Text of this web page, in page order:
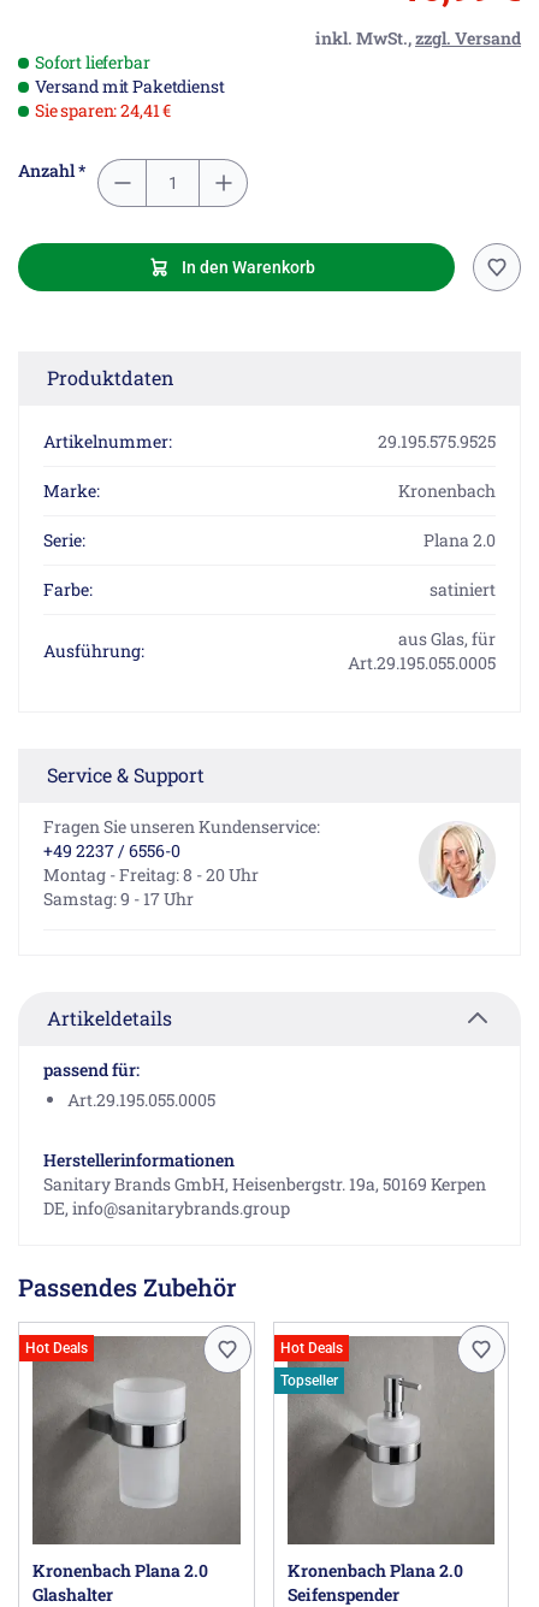
inkl. MwSt.,zzgl. Versand
Sofort lieferbar
Versand mit Paketdienst
Sie sparen: 24,41 €
Anzahl *
In den Warenkorb
Produktdaten
Artikelnummer: 29.195.575.9525
Marke: Kronenbach
Serie: Plana 2.0
Farbe: satiniert
Ausführung:
aus Glas, für
Art.29.195.055.0005
Service & Support
Fragen Sie unseren Kundenservice:
+49 2237 / 6556-0
Montag - Freitag: 8 - 20 Uhr
Samstag: 9 - 17 Uhr
Artikeldetails
passend für:
Art.29.195.055.0005
Herstellerinformationen
Sanitary Brands GmbH, Heisenbergstr. 19a, 50169 Kerpen
DE, info@sanitarybrands.group
Passendes Zubehör
Hot Deals
Kronenbach Plana 2.0
Glashalter
Hot Deals
Topseller
Kronenbach Plana 2.0
Seifenspender